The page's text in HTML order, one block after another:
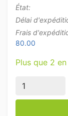
État:
Délai
Frais
80.00
Plus que 2
quantité de